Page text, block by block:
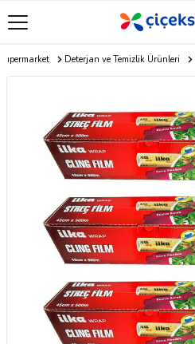
Deterjan ve Temizlik Ürünleri